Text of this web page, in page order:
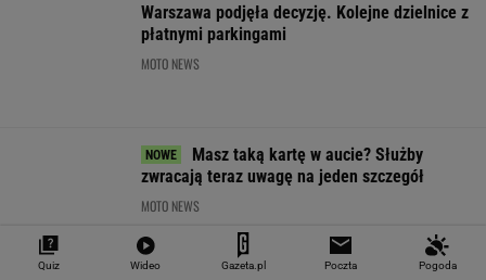
Quiz Wideo Gazeta.pl Poczta Pogoda